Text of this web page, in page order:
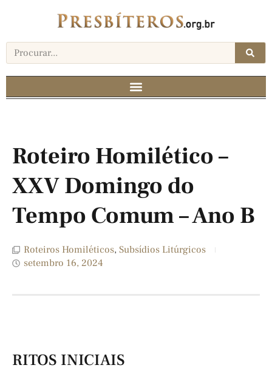
Roteiro Homilético –
XXV Domingo do
Tempo Comum – Ano B
Roteiros Homiléticos, Subsídios Litúrgicos
setembro 16, 2024
RITOS INICIAIS